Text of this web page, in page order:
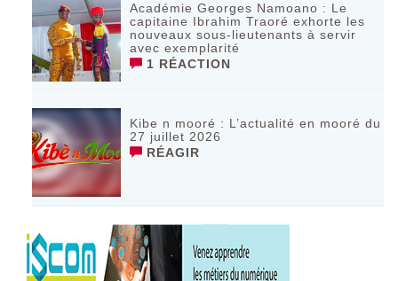
Académie Georges Namoano : Le
capitaine Ibrahim Traoré exhorte les
nouveaux sous-lieutenants à servir
avec exemplarité
1 RÉACTION
Kibe n mooré : L’actualité en mooré du
27 juillet 2026
RÉAGIR